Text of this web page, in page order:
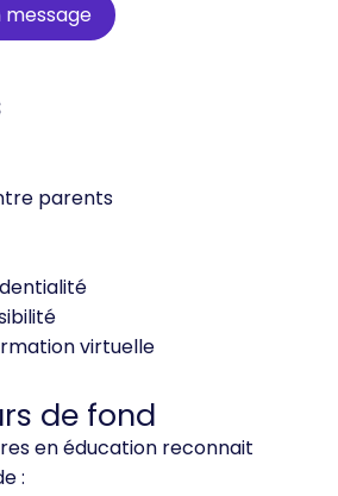
message
parents
virtuelle
de fond
en éducation reconnait
: